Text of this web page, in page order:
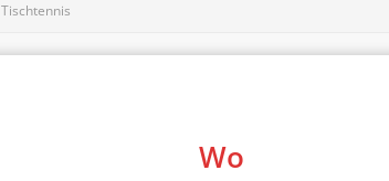
Tischtennis
Wo